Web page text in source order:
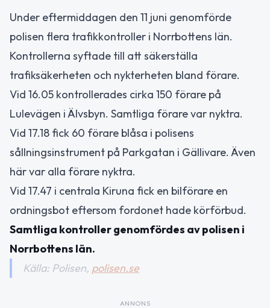
Under eftermiddagen den 11 juni genomförde
polisen flera trafikkontroller i Norrbottens län.
Kontrollerna syftade till att säkerställa
trafiksäkerheten och nykterheten bland förare.
Vid 16.05 kontrollerades cirka 150 förare på
Lulevägen i Älvsbyn. Samtliga förare var nyktra.
Vid 17.18 fick 60 förare blåsa i polisens
sållningsinstrument på Parkgatan i Gällivare. Även
här var alla förare nyktra.
Vid 17.47 i centrala Kiruna fick en bilförare en
ordningsbot eftersom fordonet hade körförbud.
Samtliga kontroller genomfördes av polisen i
Norrbottens län.
Källa: Polisen, polisen.se
ANNONS